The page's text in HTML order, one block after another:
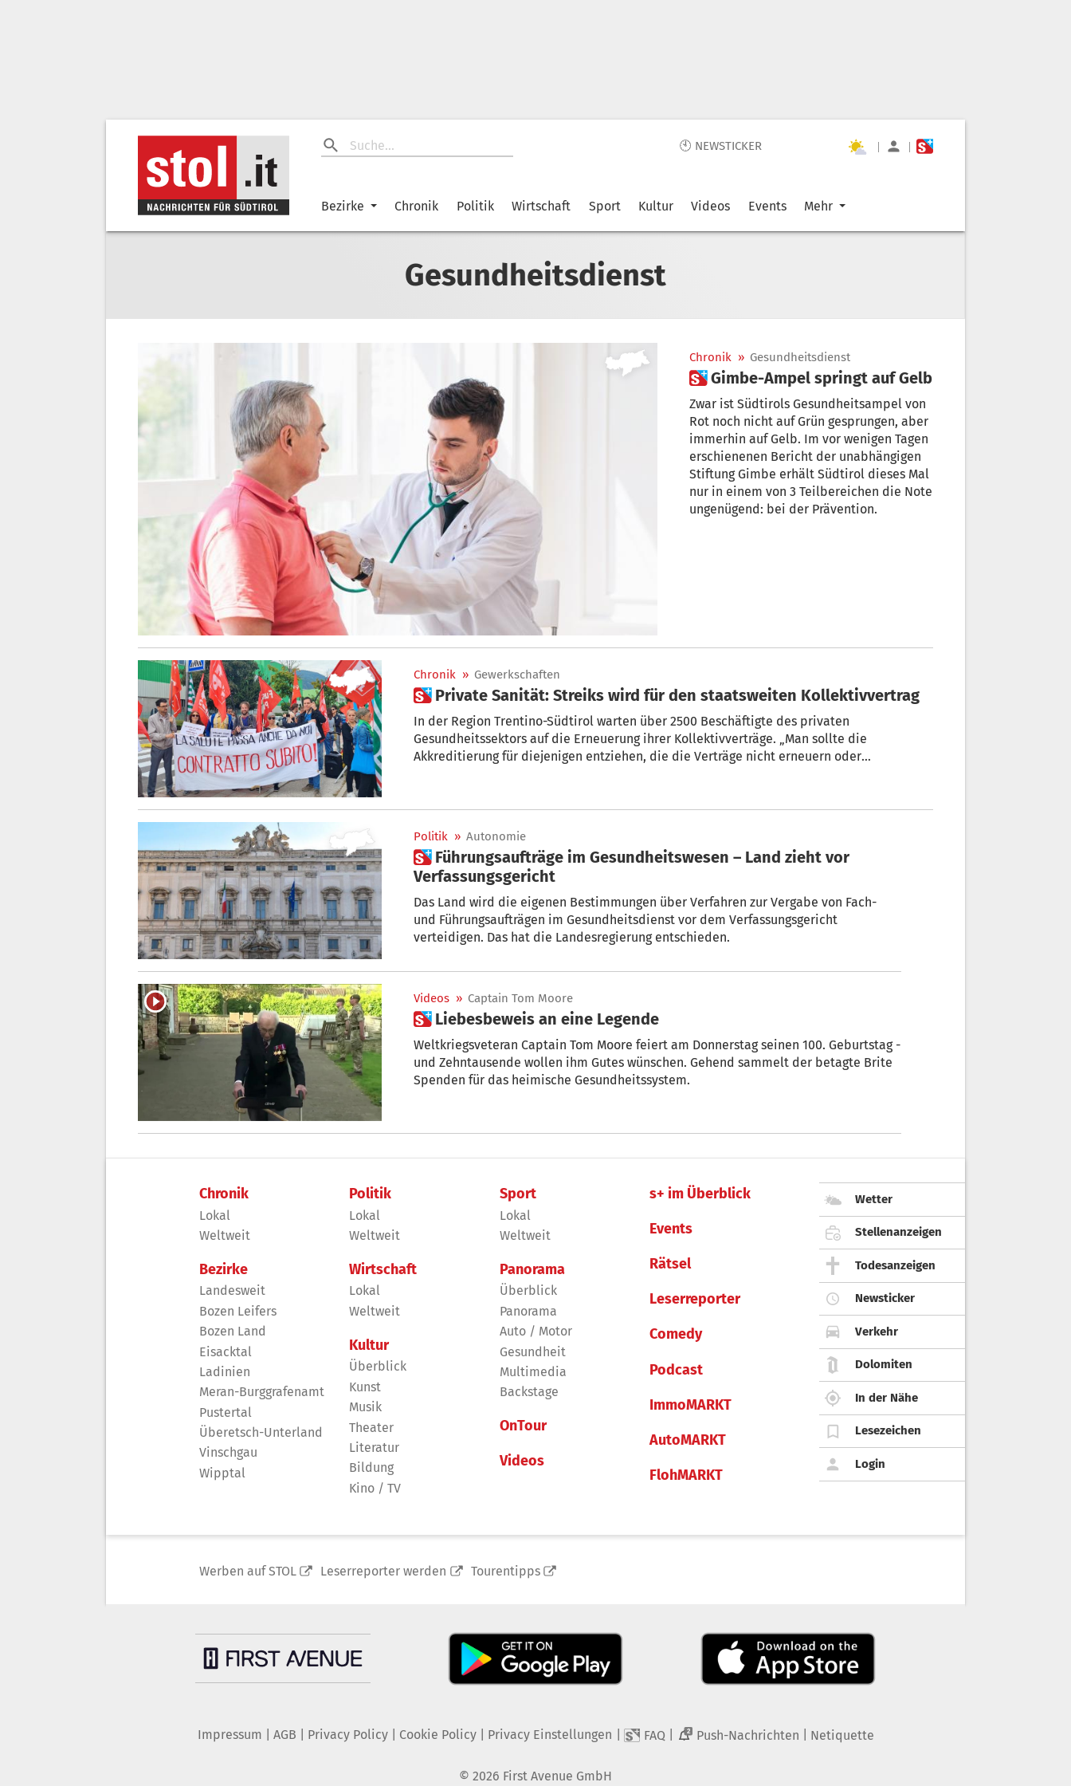
🕙 NEWSTICKER | |
Bezirke Chronik Politik Wirtschaft Sport Kultur Videos Events Mehr
Gesundheitsdienst
Chronik » Gesundheitsdienst
 Gimbe-Ampel springt auf Gelb
Zwar ist Südtirols Gesundheitsampel von
Rot noch nicht auf Grün gesprungen, aber
immerhin auf Gelb. Im vor wenigen Tagen
erschienenen Bericht der unabhängigen
Stiftung Gimbe erhält Südtirol dieses Mal
nur in einem von 3 Teilbereichen die Note
ungenügend: bei der Prävention.
Chronik » Gewerkschaften
 Private Sanität: Streiks wird für den staatsweiten Kollektivvertrag
In der Region Trentino-Südtirol warten über 2500 Beschäftigte des privaten
Gesundheitssektors auf die Erneuerung ihrer Kollektivverträge. „Man sollte die
Akkreditierung für diejenigen entziehen, die die Verträge nicht erneuern oder
privaten Gesundheitssektors für 8 Stunden die Arbeit nieder.
Politik » Autonomie
 Führungsaufträge im Gesundheitswesen – Land zieht vor
Verfassungsgericht
Das Land wird die eigenen Bestimmungen über Verfahren zur Vergabe von Fach-
und Führungsaufträgen im Gesundheitsdienst vor dem Verfassungsgericht
verteidigen. Das hat die Landesregierung entschieden.
Videos » Captain Tom Moore
 Liebesbeweis an eine Legende
Weltkriegsveteran Captain Tom Moore feiert am Donnerstag seinen 100. Geburtstag -
und Zehntausende wollen ihm Gutes wünschen. Gehend sammelt der betagte Brite
Spenden für das heimische Gesundheitssystem.
Chronik
Lokal
Weltweit
Bezirke
Landesweit
Bozen Leifers
Bozen Land
Eisacktal
Ladinien
Meran-Burggrafenamt
Pustertal
Überetsch-Unterland
Vinschgau
Wipptal
Politik
Lokal
Weltweit
Wirtschaft
Lokal
Weltweit
Kultur
Überblick
Kunst
Musik
Theater
Literatur
Bildung
Kino / TV
Sport
Lokal
Weltweit
Panorama
Überblick
Panorama
Auto / Motor
Gesundheit
Multimedia
Backstage
OnTour
Videos
s+ im Überblick
Events
Rätsel
Leserreporter
Comedy
Podcast
ImmoMARKT
AutoMARKT
FlohMARKT
Wetter
Stellenanzeigen
Todesanzeigen
Newsticker
Verkehr
Dolomiten
In der Nähe
Lesezeichen
Login
Werben auf STOL Leserreporter werden Tourentipps
Impressum AGB Privacy Policy| Cookie Policy| Privacy Einstellungen FAQ 2 Push-Nachrichten Netiquette
© 2026 First Avenue GmbH